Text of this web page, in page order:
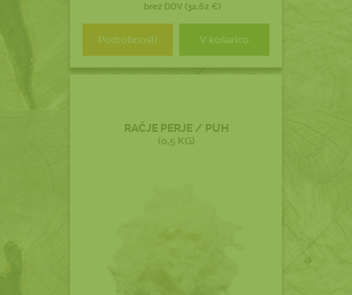
brez DDV (32,62 €)
Podrobnosti V košarico
RAČJE PERJE / PUH
(0,5 KG)